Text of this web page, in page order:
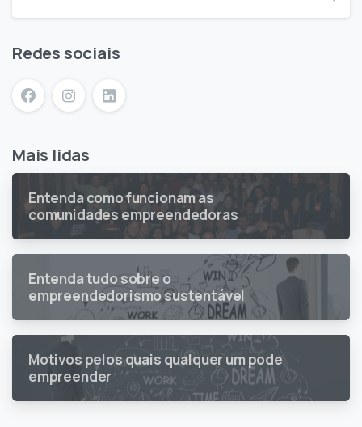
Redes sociais
Mais lidas
Entenda como funcionam as
comunidades empreendedoras
Entenda tudo sobre o
empreendedorismo sustentável
Motivos pelos quais qualquer um pode
empreender